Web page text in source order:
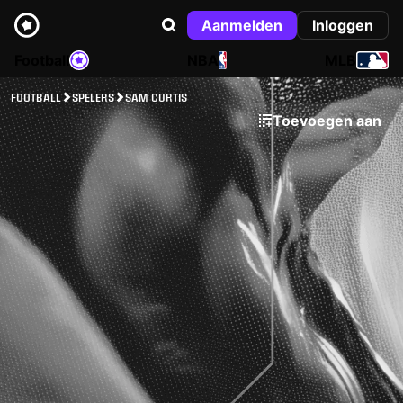
Aanmelden
Inloggen
NBA
FOOTBALL SPELERS SAM CURTIS
Toevoegen aan